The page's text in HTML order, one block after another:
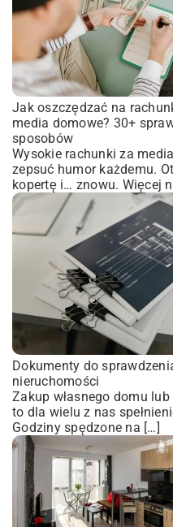
Jak oszczędzać na
media domowe? 30+
sposobów
Wysokie rachunki za
zepsuć humor każdemu.
kopertę i… znowu. Więcej
Dokumenty do
nieruchomości
Zakup własnego domu
to dla wielu z nas
Godziny spędzone na […]